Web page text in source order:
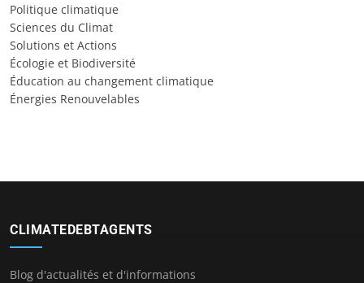
Politique climatique
Sciences du Climat
Solutions et Actions
Écologie et Biodiversité
Éducation au changement climatique
Énergies Renouvelables
CLIMATEDEBTAGENTS
Blog d'actualités et d'informations